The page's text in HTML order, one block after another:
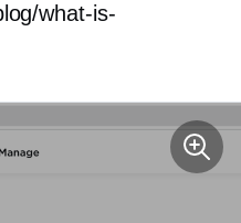
what-is-